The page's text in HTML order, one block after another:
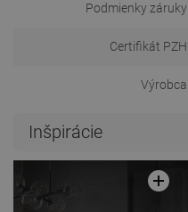
Podmienky záruky
Certifikát PZH
Výrobca
Inšpirácie